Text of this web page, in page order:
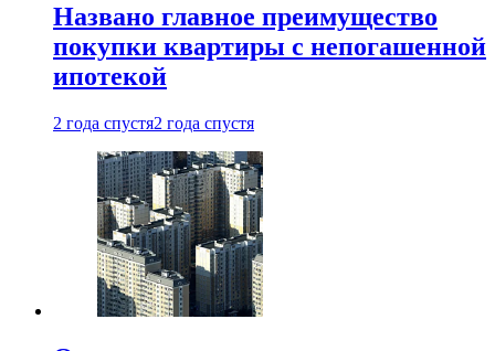
Названо главное преимущество
покупки квартиры с непогашенной
ипотекой
2 года спустя2 года спустя